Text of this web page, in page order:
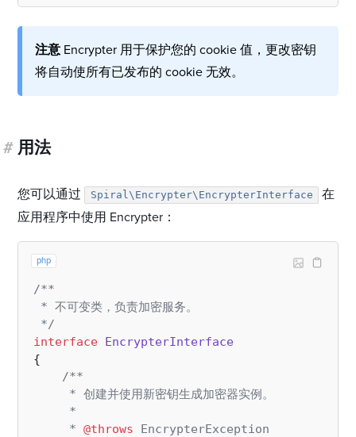
注意 Encrypter 用于保护您的 cookie 值，更改密钥
将自动使所有已发布的 cookie 无效。
# 用法
您可以通过 Spiral\Encrypter\EncrypterInterface
在
应用程序中使用 Encrypter：
php
/**
* 不可变类，负责加密服务。
*/
interface EncrypterInterface
{
/**
     * 创建并使用新密钥生成加密器实例。
     *
     *
@throws EncrypterException